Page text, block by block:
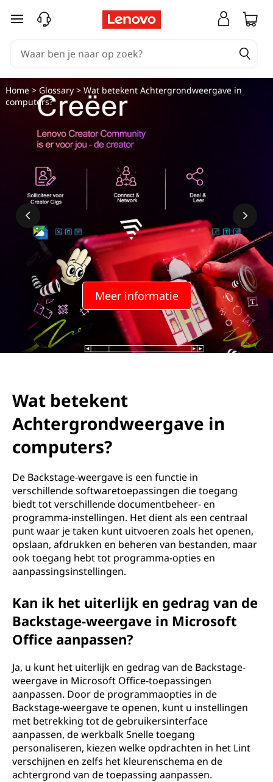
Ga naar de hoofdinhoud
Meer informatie
Home> Glossary> Wat betekent Achtergrondweergave in
computers?
Wat betekent
Achtergrondweergave in
computers?
De Backstage-weergave is een functie in
verschillende softwaretoepassingen die toegang
biedt tot verschillende documentbeheer- en
programma-instellingen. Het dient als een centraal
punt waar je taken kunt uitvoeren zoals het openen,
opslaan, afdrukken en beheren van bestanden, maar
ook toegang hebt tot programma-opties en
aanpassingsinstellingen.
Kan ik het uiterlijk en gedrag van de
Backstage-weergave in Microsoft
Office aanpassen?
Ja, u kunt het uiterlijk en gedrag van de Backstage-
weergave in Microsoft Office-toepassingen
aanpassen. Door de programmaopties in de
Backstage-weergave te openen, kunt u instellingen
met betrekking tot de gebruikersinterface
aanpassen, de werkbalk Snelle toegang
personaliseren, kiezen welke opdrachten in het Lint
verschijnen en zelfs het kleurenschema en de
achtergrond van de toepassing aanpassen.